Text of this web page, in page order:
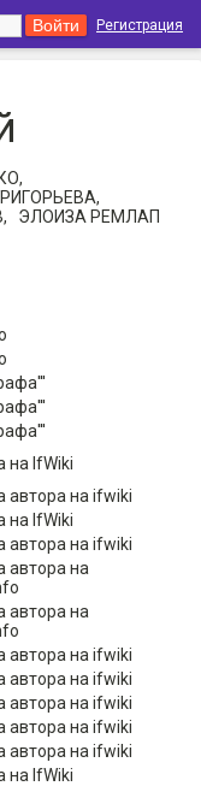
Регистрация
ЭЛОИЗА РЕМЛАП
на IfWiki
автора на ifwiki
на IfWiki
автора на ifwiki
автора на
автора на
автора на ifwiki
автора на ifwiki
автора на ifwiki
автора на ifwiki
автора на ifwiki
на IfWiki